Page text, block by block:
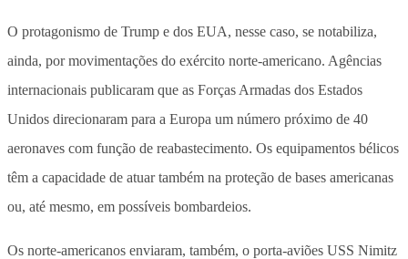
O protagonismo de Trump e dos EUA, nesse caso, se notabiliza,
ainda, por movimentações do exército norte-americano. Agências
internacionais publicaram que as Forças Armadas dos Estados
Unidos direcionaram para a Europa um número próximo de 40
aeronaves com função de reabastecimento. Os equipamentos bélicos
têm a capacidade de atuar também na proteção de bases americanas
ou, até mesmo, em possíveis bombardeios.
Os norte-americanos enviaram, também, o porta-aviões USS Nimitz